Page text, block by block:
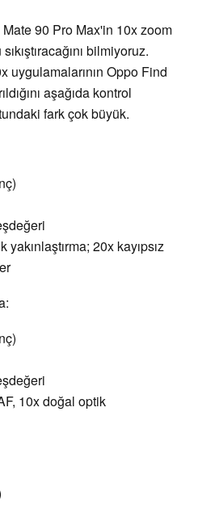
90 Pro Max'in 10x zoom
bilmiyoruz.
uygulamalarının Oppo Find
aşağıda kontrol
fark çok büyük.
20x kayıpsız
10x doğal optik